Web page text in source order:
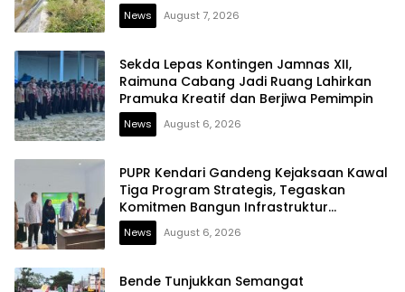
News August 7, 2026
Sekda Lepas Kontingen Jamnas XII,
Raimuna Cabang Jadi Ruang Lahirkan
Pramuka Kreatif dan Berjiwa Pemimpin
News August 6, 2026
PUPR Kendari Gandeng Kejaksaan Kawal
Tiga Program Strategis, Tegaskan
Komitmen Bangun Infrastruktur
Berintegritas
News August 6, 2026
Bende Tunjukkan Semangat